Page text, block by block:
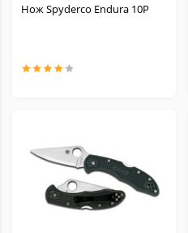
Нож Spyderco Endura 10P